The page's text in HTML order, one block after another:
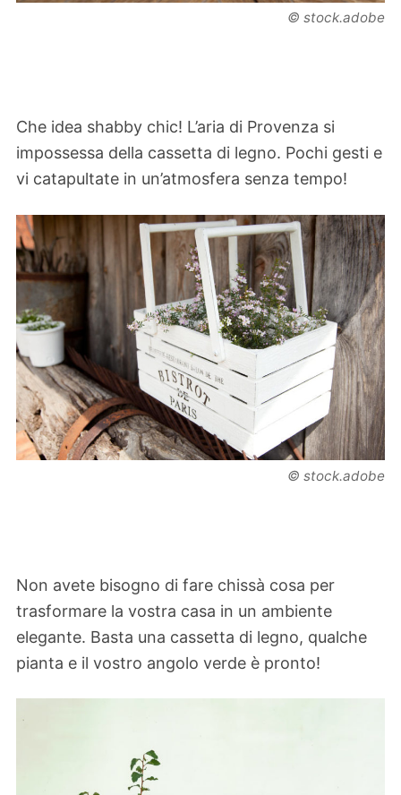
© stock.adobe
Che idea shabby chic! L’aria di Provenza si
impossessa della cassetta di legno. Pochi gesti e
vi catapultate in un’atmosfera senza tempo!
© stock.adobe
Non avete bisogno di fare chissà cosa per
trasformare la vostra casa in un ambiente
elegante. Basta una cassetta di legno, qualche
pianta e il vostro angolo verde è pronto!